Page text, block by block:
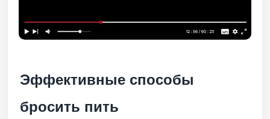
Эффективные способы
бросить пить